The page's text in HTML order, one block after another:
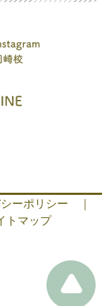
ーポリシー
｜
トマップ